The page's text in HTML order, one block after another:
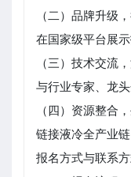
（二）品牌升级
在国家级平台展
（三）技术交流
与行业专家、龙
（四）资源整合
链接液冷全产业
报名方式与联系